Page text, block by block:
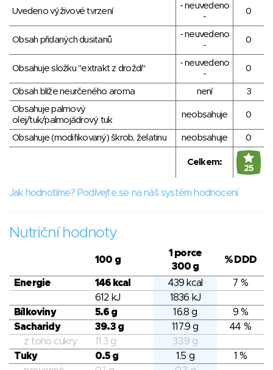
Uvedeno výživové tvrzení
- neuvedeno
-
0
Obsah přidaných dusitanů
- neuvedeno
-
0
Obsahuje složku "extrakt z droždí"
- neuvedeno
-
0
Obsah blíže neurčeného aroma není
3
Obsahuje palmový
olej/tuk/palmojádrový tuk
neobsahuje 0
Obsahuje (modifikovaný) škrob, želatinu neobsahuje 0
Celkem:
25
Jak hodnotíme? Podívejte se na náš systém hodnocení.
Nutriční hodnoty
100 g
1 porce
300 g
% DDD
Energie 146 kcal 439 kcal
7 %
612 kJ
1836 kJ
Bílkoviny
5.6 g 16.8 g
9 %
Sacharidy
39.3 g 117.9 g
44 %
z toho cukry
11.3 g
33.9 g
Tuky
0.5 g 1.5 g
1 %